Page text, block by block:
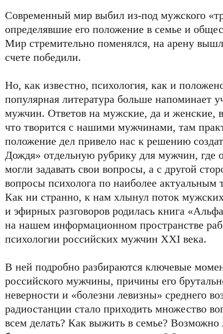
Современный мир выбил из-под мужского
определявшие его положение в семье и
Мир стремительно поменялся, на арену
счете победили.
Но, как известно, психология, как и
популярная литература больше напоминает
мужчин. Ответов на мужские, да и женские,
что творится с нашими мужчинами, там
положение дел привело нас к решению
Дождя» отдельную рубрику для мужчин, где
могли задавать свои вопросы, а с другой
вопросы психолога по наиболее
Как ни странно, к нам хлынул поток
и эфирных разговоров родилась книга
на нашем информационном пространстве
психологии российских мужчин XXI века.
В ней подробно разбираются ключевые
российского мужчины, причины его
неверности и «болезни левизны» среднего
радиостанции стало приходить множество
всем делать? Как выжить в семье? Возможно